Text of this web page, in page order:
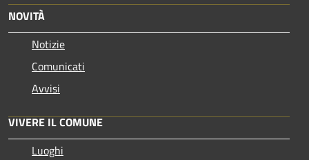
NOVITÀ
Notizie
Comunicati
Avvisi
VIVERE IL COMUNE
Luoghi